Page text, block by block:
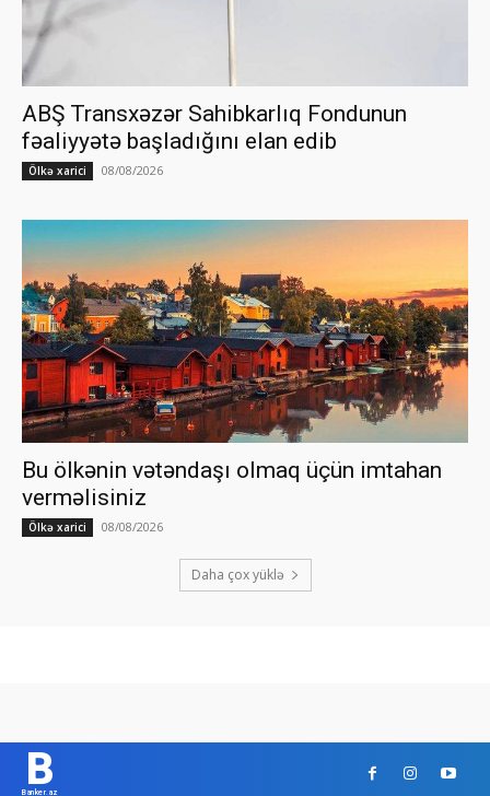
ABŞ Transxəzər Sahibkarlıq Fondunun
fəaliyyətə başladığını elan edib
Ölkə xarici 08/08/2026
Bu ölkənin vətəndaşı olmaq üçün imtahan
verməlisiniz
Ölkə xarici 08/08/2026
Daha çox yüklə
B
Banker.az